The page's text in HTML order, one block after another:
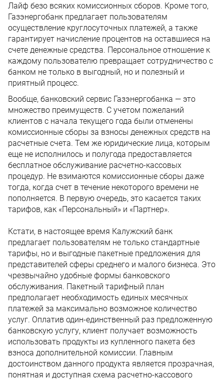
Лайф безо всяких комиссионных сборов. Кроме того,
Газэнергобанк предлагает пользователям
осуществление круглосуточных платежей, а также
гарантирует начисление процентов на оставшиеся на
счете денежные средства. Персональное отношение к
каждому пользователю превращает сотрудничество с
банком не только в выгодный, но и полезный и
приятный процесс.
Вообще, банковский сервис Газэнергобанка — это
множество преимуществ. С учетом пожеланий
клиентов с начала текущего года были отменены
комиссионные сборы за взносы денежных средств на
расчетные счета. Тем же юридические лица, которым
еще не исполнилось и полугода предоставляется
бесплатное обслуживание расчетно-кассовых
процедур. Не взимаются комиссионные сборы даже
тогда, когда счет в течение некоторого времени не
пополняется. В первую очередь, это касается таких
тарифов, как «Персональный» и «Партнер».
Кстати, в настоящее время Калужский банк
предлагает пользователям не только стандартные
тарифы, но и выгодные пакетные предложения для
представителей сферы среднего и малого бизнеса. Это
чрезвычайно удобные формы банковского
обслуживания. Пакетный тарифный план
предполагает необходимость единых месячных
платежей за максимально возможное количество
услуг. Оплатив один-единственный раз предложенную
банковскую услугу, клиент получает возможность
использовать продукты из купленного пакета без
взноса дополнительной комиссии. Главным
достоинством данного продукта является прозрачная,
понятная и доступная схема расчетно-кассового